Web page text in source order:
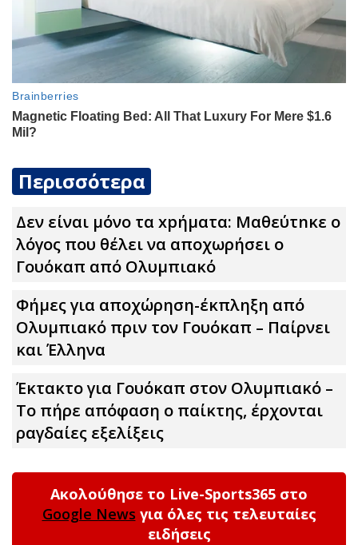
Περισσότερα
Δεν είναι μόνο τα xpήματα: Μαθεύτnκε ο
λόγος που θέλει να αποχωρήσει ο
Γουόκαπ από Ολυμπιακό
Φήμες για αποχώρηση-έκπληξη από
Ολυμπιακό πριν τον Γουόκαπ – Παίρνει
και Έλληνα
Έκτακτο για Γουόκαπ στον Ολυμπιακό –
Το πήρε απόφαση ο παίκτης, έρχονται
ραγδαίες εξελίξεις
Ακολούθησε το Live-Sports365 στο
Google News για όλες τις τελευταίες
ειδήσεις